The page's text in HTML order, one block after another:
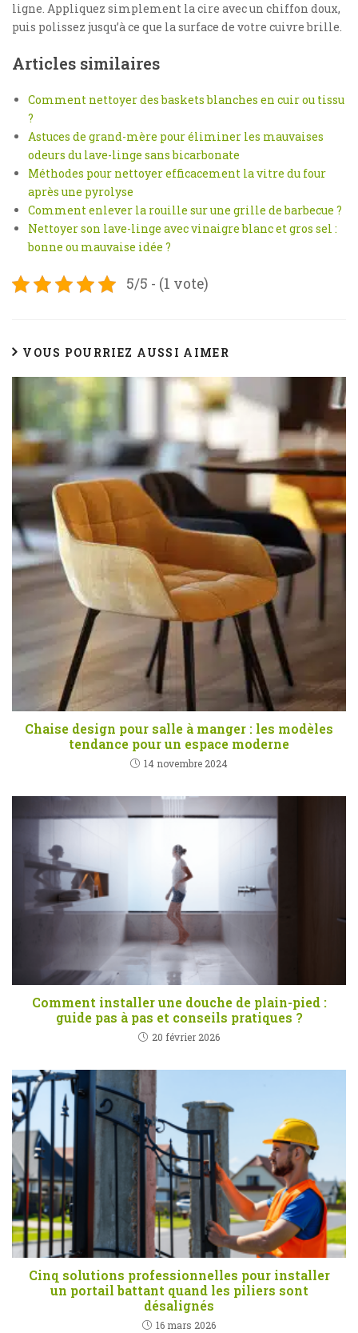
ligne. Appliquez simplement la cire avec un chiffon doux,
puis polissez jusqu’à ce que la surface de votre cuivre brille.
Articles similaires
Comment nettoyer des baskets blanches en cuir ou tissu
?
Astuces de grand-mère pour éliminer les mauvaises
odeurs du lave-linge sans bicarbonate
Méthodes pour nettoyer efficacement la vitre du four
après une pyrolyse
Comment enlever la rouille sur une grille de barbecue ?
Nettoyer son lave-linge avec vinaigre blanc et gros sel :
bonne ou mauvaise idée ?
5/5 - (1 vote)
VOUS POURRIEZ AUSSI AIMER
Chaise design pour salle à manger : les modèles
tendance pour un espace moderne
14 novembre 2024
Comment installer une douche de plain-pied :
guide pas à pas et conseils pratiques ?
20 février 2026
Cinq solutions professionnelles pour installer
un portail battant quand les piliers sont
désalignés
16 mars 2026